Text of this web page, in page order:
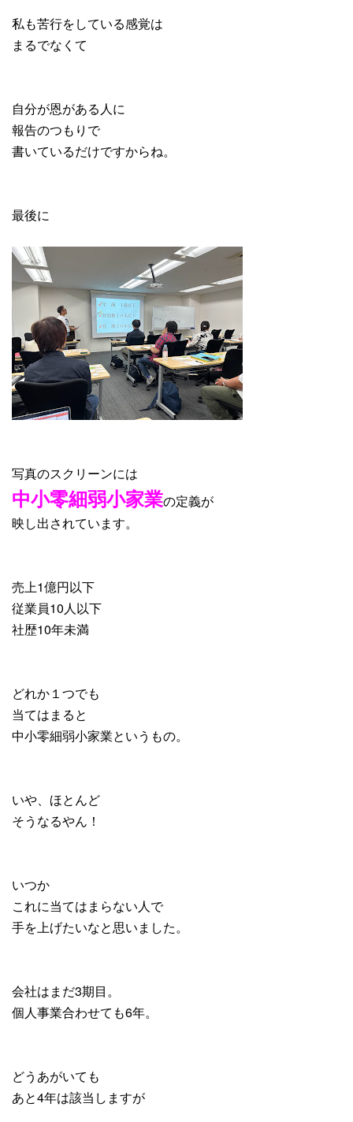
私も苦行をしている感覚は
まるでなくて
自分が恩がある人に
報告のつもりで
書いているだけですからね。
最後に
写真のスクリーンには
中小零細弱小家業の定義が
映し出されています。
売上1億円以下
従業員10人以下
社歴10年未満
どれか１つでも
当てはまると
中小零細弱小家業というもの。
いや、ほとんど
そうなるやん！
いつか
これに当てはまらない人で
手を上げたいなと思いました。
会社はまだ3期目。
個人事業合わせても6年。
どうあがいても
あと4年は該当しますが